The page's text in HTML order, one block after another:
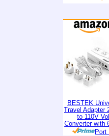
BESTEK
Travel Adapter
to 110V
Converter with
Port